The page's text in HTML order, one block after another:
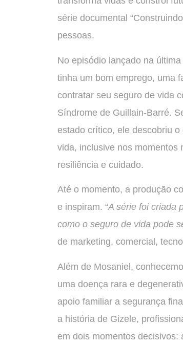
série documental
pessoas.
No episódio lançado na
tinha um bom emprego, uma
contratar seu seguro de vida
Síndrome de Guillain-Barré.
estado crítico, ele descobriu
vida, inclusive nos momentos
resiliência e cuidado.
Até o momento, a produção
e inspiram. “A série foi criada
como o seguro de vida pode
de marketing, comercial,
Além de Mosaniel,
uma doença rara e
apoio familiar a segurança
a história de Gizele,
em dois momentos